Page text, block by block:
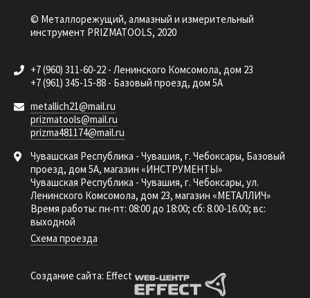
© Металлорежущий, алмазный и измерительный
инструмент PRIZMATOOLS, 2020
+7 (960) 311-60-22 - Ленинского Комсомола, дом 23
+7 (961) 345-15-88 - Базовый проезд, дом 5А
metallich21@mail.ru
prizmatools@mail.ru
prizma481174@mail.ru
Чувашская Республика - Чувашия, г. Чебоксары, Базовый
проезд, дом 5А, магазин «ИНСТРУМЕНТЫ»
Чувашская Республика - Чувашия, г. Чебоксары, ул.
Ленинского Комсомола, дом 23, магазин «МЕТАЛЛИЧ»
Время работы: пн-пт: 08:00 до 18:00; сб: 8.00-16.00; вс:
выходной
Схема проезда
Создание сайта: Effect